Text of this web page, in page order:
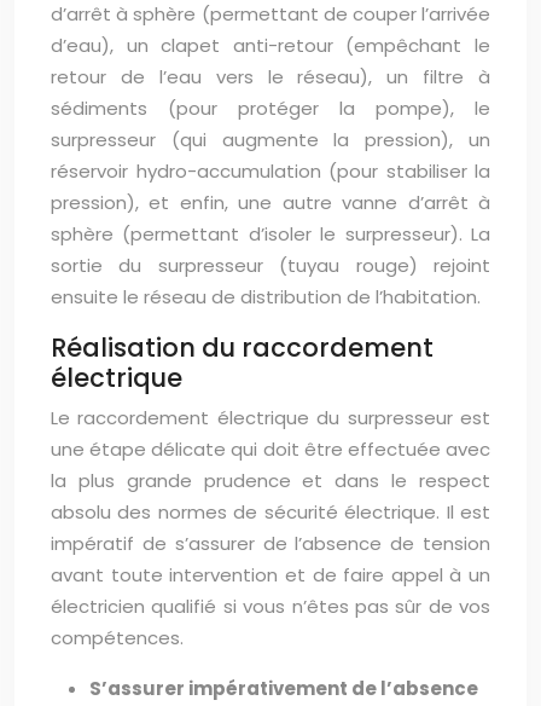
d’arrêt à sphère (permettant de couper l’arrivée
d’eau), un clapet anti-retour (empêchant le
retour de l’eau vers le réseau), un filtre à
sédiments (pour protéger la pompe), le
surpresseur (qui augmente la pression), un
réservoir hydro-accumulation (pour stabiliser la
pression), et enfin, une autre vanne d’arrêt à
sphère (permettant d’isoler le surpresseur). La
sortie du surpresseur (tuyau rouge) rejoint
ensuite le réseau de distribution de l’habitation.
Réalisation du raccordement
électrique
Le raccordement électrique du surpresseur est
une étape délicate qui doit être effectuée avec
la plus grande prudence et dans le respect
absolu des normes de sécurité électrique. Il est
impératif de s’assurer de l’absence de tension
avant toute intervention et de faire appel à un
électricien qualifié si vous n’êtes pas sûr de vos
compétences.
S’assurer impérativement de l’absence